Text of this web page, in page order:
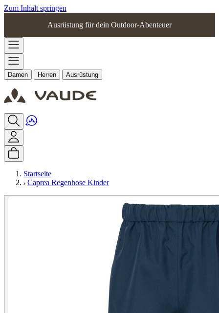
Zum Inhalt springen
Ausrüstung für dein Outdoor-Abenteuer
Damen Herren Ausrüstung
Startseite
Caprea Regenhose Kinder